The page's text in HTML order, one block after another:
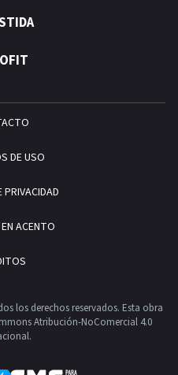
DE USO
ACENTO
los derechos reservados. Esta obra
Atribución-NoComercial 4.0